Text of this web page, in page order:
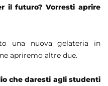
il futuro? Vorresti aprire
una nuova gelateria in
apriremo altre due.
che daresti agli studenti